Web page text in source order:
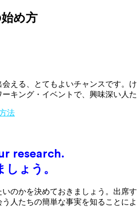
め方
える、とてもよいチャンスです
キング・イベントで、興味深い人
法
research.
ょう。
のかを決めておきましょう。出
人たちの簡単な事実を知ること